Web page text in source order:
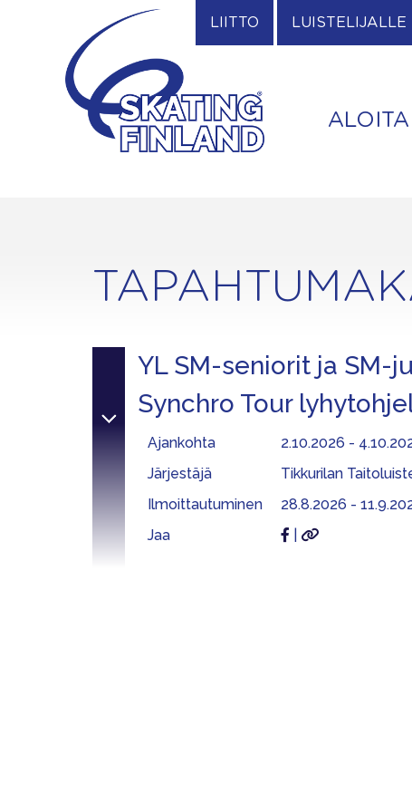
LIITTO LUISTELIJALLE
YL SM-seniorit ja SM-
Synchro Tour
Ajankohta
2.10.2026 -
Järjestäjä
Tikkurilan
Ilmoittautuminen
28.8.2026 -
Jaa